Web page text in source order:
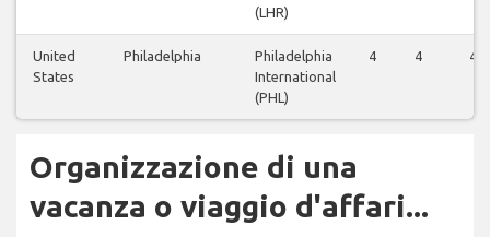
(LHR)
United
States
Philadelphia
Philadelphia
International
(PHL)
4 4 4
Organizzazione di una
vacanza o viaggio d'affari...